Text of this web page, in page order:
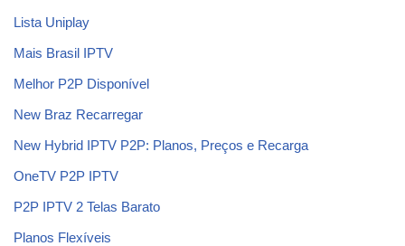
Lista Uniplay
Mais Brasil IPTV
Melhor P2P Disponível
New Braz Recarregar
New Hybrid IPTV P2P: Planos, Preços e Recarga
OneTV P2P IPTV
P2P IPTV 2 Telas Barato
Planos Flexíveis